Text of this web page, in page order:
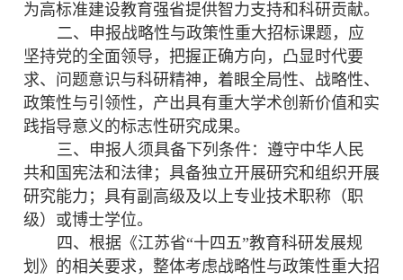
为高标准建设教育强省提供智力支持和科研贡献。
二、申报战略性与政策性重大招标课题，应
坚持党的全面领导，把握正确方向，凸显时代要
求、问题意识与科研精神，着眼全局性、战略性、
政策性与引领性，产出具有重大学术创新价值和实
践指导意义的标志性研究成果。
三、申报人须具备下列条件：遵守中华人民
共和国宪法和法律；具备独立开展研究和组织开展
研究能力；具有副高级及以上专业技术职称（职
级）或博士学位。
四、根据《江苏省“十四五”教育科研发展规
划》的相关要求，整体考虑战略性与政策性重大招